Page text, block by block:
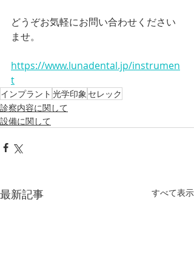
どうぞお気軽にお問い合わせください
ませ。
https://www.lunadental.jp/instrumen
t
インプラント 光学印象 セレック
診察内容に関して
設備に関して
最新記事 すべて表示